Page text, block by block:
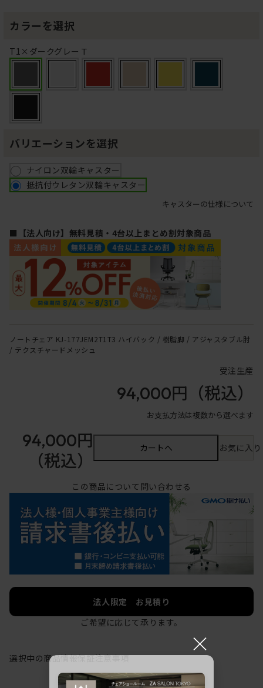
カラーを選択
T1×ダークグレーＴ
バリエーションを選択
ナイロン双輪キャスター
抵抗付ウレタン双輪キャスター
キャスターの仕様について
■【法人向け】無料見積・4台以上まとめ割対象商品
ノートチェア KJ-177JEM2T1T3 ハイバック / 樹脂脚 / アジャスタブル肘
/ テクスチャードメッシュ
受注生産
94,000円 （税込）
お支払方法は複数から選べます
94,000円
（税込）
カートへ お気に入
この商品について問い合わせる
法人限定 お見積り
ご希望に応じて承ります。
選択中の商品情報保証注意事項
×